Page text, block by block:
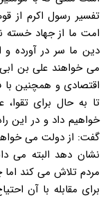
تفسیر رسول اکرم از
امت ما از جهاد خسته
دین ما سر در آورده و
می خواهند علی بن
اقتصادی و همچنین با
تا به حال برای
خواهیم داد و در این
گفت: از دولت می
نشان دهد البته می
مردم تلاش می کند
برای مقابله با آن